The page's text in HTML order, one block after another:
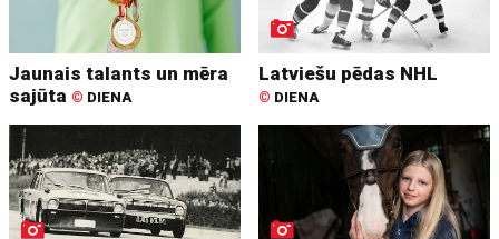
Jaunais talants un mēra
sajūta © DIENA
Latviešu pēdas NHL
© DIENA